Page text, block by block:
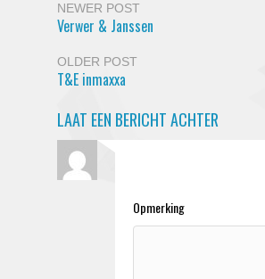
NEWER POST
Verwer & Janssen
OLDER POST
T&E inmaxxa
LAAT EEN BERICHT ACHTER
Opmerking